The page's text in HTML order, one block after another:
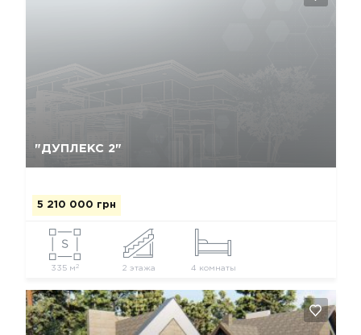
"ДУПЛЕКС 2"
5 210 000 грн
335 м 2 2 этажа 4 комнаты